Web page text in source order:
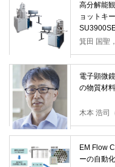
高分解能
ョットキ
箕田 国聖
テク）
電子顕微
の物質材
木本 浩司
ル基盤研
EM Flow
ーの自動化